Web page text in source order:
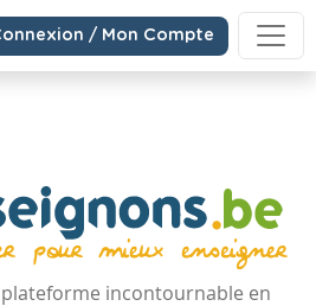
/ Mon Compte
incontournable en